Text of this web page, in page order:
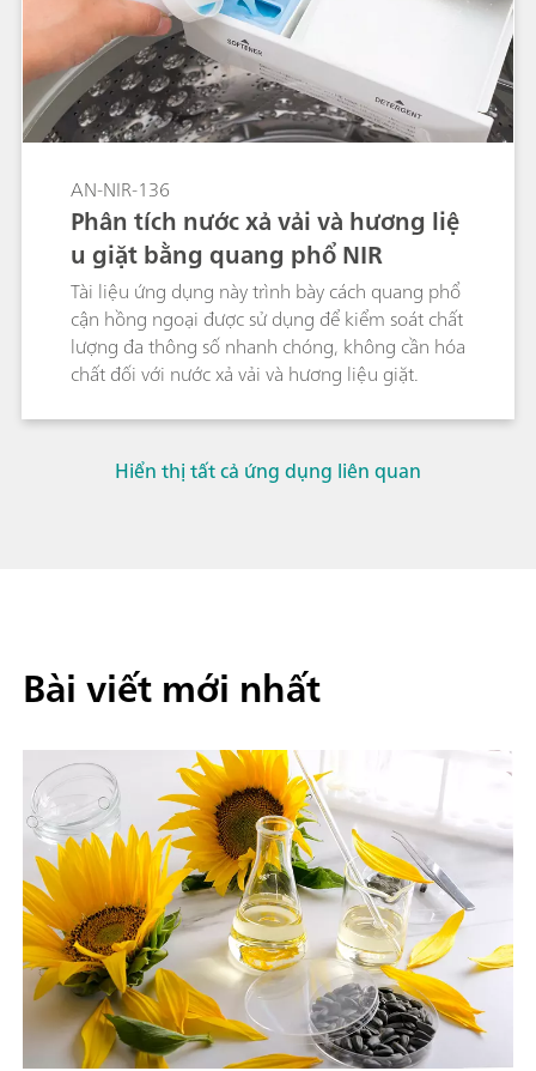
AN-NIR-136
Phân tích nước xả vải và hương liệ
u giặt bằng quang phổ NIR
Tài liệu ứng dụng này trình bày cách quang phổ
cận hồng ngoại được sử dụng để kiểm soát chất
lượng đa thông số nhanh chóng, không cần hóa
chất đối với nước xả vải và hương liệu giặt.
Hiển thị tất cả ứng dụng liên quan
Bài viết mới nhất